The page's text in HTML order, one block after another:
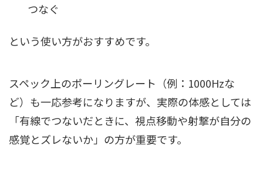
つなぐ
という使い方がおすすめです。
スペック上のポーリングレート（例：1000Hzな
ど）も一応参考になりますが、実際の体感としては
「有線でつないだときに、視点移動や射撃が自分の
感覚とズレないか」の方が重要です。